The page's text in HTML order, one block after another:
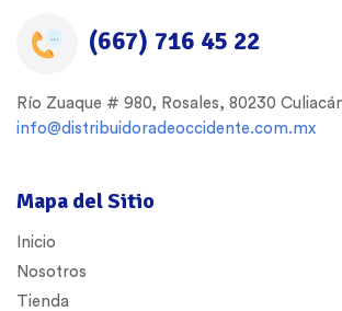
Mapa del Sitio
Inicio
Nosotros
Tienda
(667) 716 45 22
Río Zuaque # 980, Rosales, 80230
info@distribuidoradeoccidente.com.mx